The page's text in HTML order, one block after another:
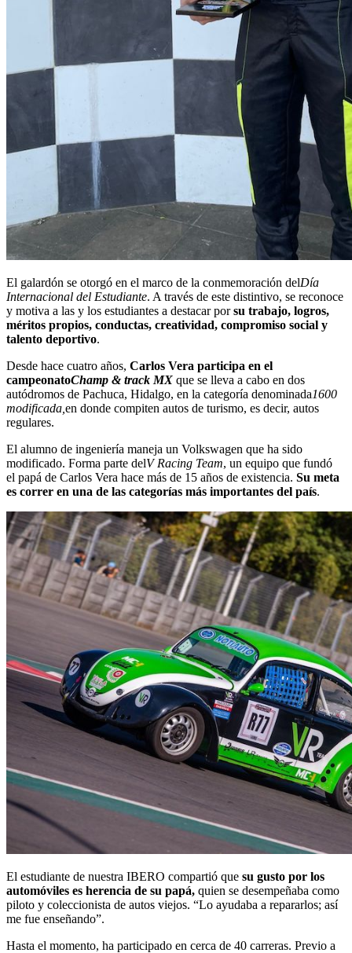
El galardón se otorgó en el marco de la conmemoración delDía
Internacional del Estudiante. A través de este distintivo, se reconoce
y motiva a las y los estudiantes a destacar porsu trabajo, logros,
méritos propios, conductas, creatividad, compromiso social y
talento deportivo.
Desde hace cuatro años, Carlos Vera participa en el
campeonatoChamp & track MX que se lleva a cabo en dos
autódromos de Pachuca, Hidalgo, en la categoría denominada1600
modificada, en donde compiten autos de turismo, es decir, autos
regulares.
El alumno de ingeniería maneja un Volkswagen que ha sido
modificado. Forma parte delV Racing Team, un equipo que fundó
el papá de Carlos Vera hace más de 15 años de existencia. Su meta
es correr en una de las categorías más importantes del país.
El estudiante de nuestra IBERO compartió que su gusto por los
automóviles es herencia de su papá, quien se desempeñaba como
piloto y coleccionista de autos viejos. “Lo ayudaba a repararlos; así
me fue enseñando”.
Hasta el momento, ha participado en cerca de 40 carreras. Previo a